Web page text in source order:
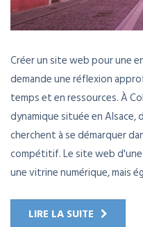
Créer un site web pour une
demande une réflexion
temps et en ressources. À
dynamique située en
cherchent à se démarquer
compétitif. Le site web
une vitrine numérique, mais
LIRE LA SUITE